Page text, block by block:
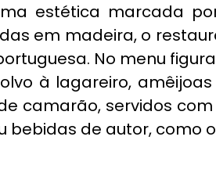
estética marcada
em madeira, o
No menu
à lagareiro,
camarão, servidos
bebidas de autor, como